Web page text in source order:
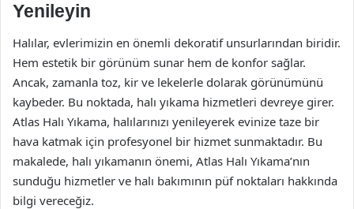
Yenileyin
Halılar, evlerimizin en önemli dekoratif unsurlarından biridir.
Hem estetik bir görünüm sunar hem de konfor sağlar.
Ancak, zamanla toz, kir ve lekelerle dolarak görünümünü
kaybeder. Bu noktada, halı yıkama hizmetleri devreye girer.
Atlas Halı Yıkama, halılarınızı yenileyerek evinize taze bir
hava katmak için profesyonel bir hizmet sunmaktadır. Bu
makalede, halı yıkamanın önemi, Atlas Halı Yıkama’nın
sunduğu hizmetler ve halı bakımının püf noktaları hakkında
bilgi vereceğiz.